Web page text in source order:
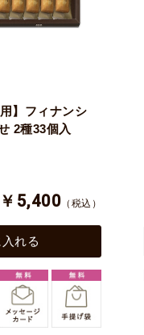
】フィナンシ
2種33個入
￥5,400 （税込）
れる